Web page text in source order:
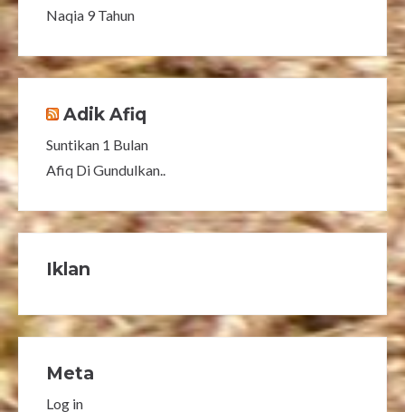
Naqia 9 Tahun
Adik Afiq
Suntikan 1 Bulan
Afiq Di Gundulkan..
Iklan
Meta
Log in